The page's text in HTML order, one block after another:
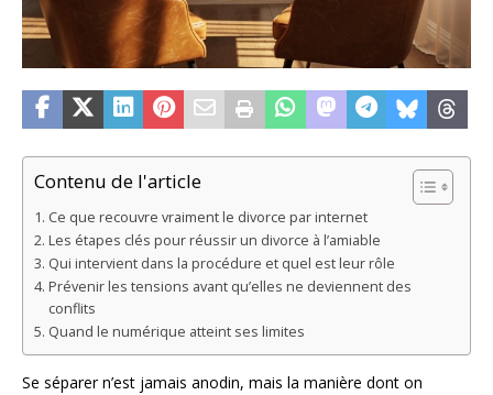
Contenu de l'article
Ce que recouvre vraiment le divorce par internet
Les étapes clés pour réussir un divorce à l’amiable
Qui intervient dans la procédure et quel est leur rôle
Prévenir les tensions avant qu’elles ne deviennent des
conflits
Quand le numérique atteint ses limites
Se séparer n’est jamais anodin, mais la manière dont on